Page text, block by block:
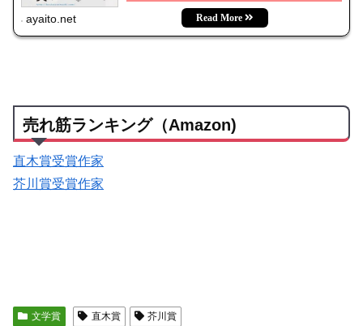
ayaito.net
売れ筋ランキング（Amazon)
直木賞受賞作家
芥川賞受賞作家
文学賞 直木賞 芥川賞